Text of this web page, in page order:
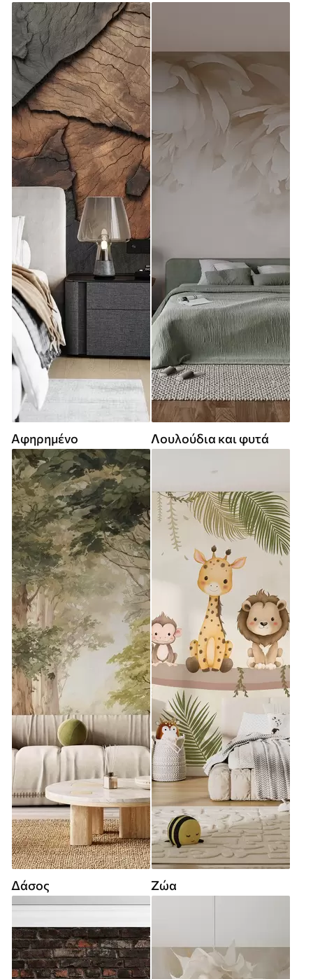
Αφηρημένο Λουλούδια και φυτά
Δάσος Ζώα